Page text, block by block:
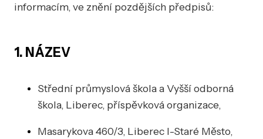
informacím, ve znění pozdějších předpisů:
1. NÁZEV
Střední průmyslová škola a Vyšší odborná
škola, Liberec, příspěvková organizace,
Masarykova 460/3, Liberec I-Staré Město,